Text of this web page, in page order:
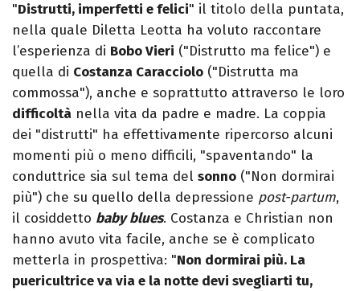
"Distrutti, imperfetti e felici" il titolo della puntata,
nella quale Diletta Leotta ha voluto raccontare
l’esperienza di Bobo Vieri ("Distrutto ma felice") e
quella di Costanza Caracciolo ("Distrutta ma
commossa"), anche e soprattutto attraverso le loro
difficoltà nella vita da padre e madre. La coppia
dei "distrutti" ha effettivamente ripercorso alcuni
momenti più o meno difficili, "spaventando" la
conduttrice sia sul tema del sonno ("Non dormirai
più") che su quello della depressione post-partum,
il cosiddetto baby blues. Costanza e Christian non
hanno avuto vita facile, anche se è complicato
metterla in prospettiva: "Non dormirai più. La
puericultrice va via e la notte devi svegliarti tu,